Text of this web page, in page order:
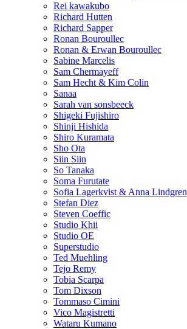
Rei kawakubo
Richard Hutten
Richard Sapper
Ronan Bouroullec
Ronan & Erwan Bouroullec
Sabine Marcelis
Sam Chermayeff
Sam Hecht & Kim Colin
Sanaa
Sarah van sonsbeeck
Shigeki Fujishiro
Shinji Hishida
Shiro Kuramata
Sho Ota
Siin Siin
So Tanaka
Soma Furutate
Sofia Lagerkvist & Anna Lindgren
Stefan Diez
Steven Coeffic
Studio Khii
Studio OE
Superstudio
Ted Muehling
Tejo Remy
Tobia Scarpa
Tom Dixson
Tommaso Cimini
Vico Magistretti
Wataru Kumano